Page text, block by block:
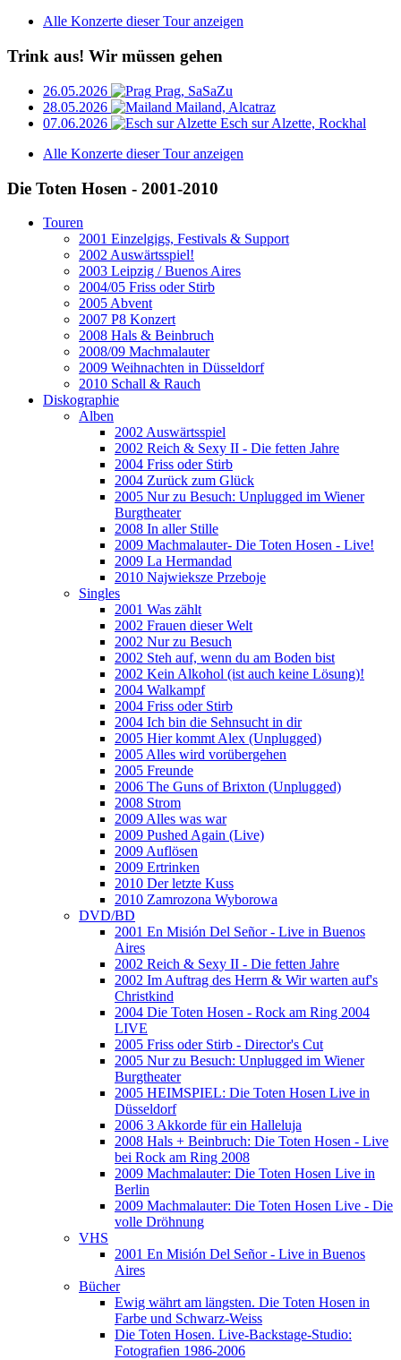
Alle Konzerte dieser Tour anzeigen
Trink aus! Wir müssen gehen
26.05.2026
Prag, SaSaZu
28.05.2026
Mailand, Alcatraz
07.06.2026
Esch sur Alzette, Rockhal
Alle Konzerte dieser Tour anzeigen
Die Toten Hosen - 2001-2010
Touren
2001 Einzelgigs, Festivals & Support
2002 Auswärtsspiel!
2003 Leipzig / Buenos Aires
2004/05 Friss oder Stirb
2005 Abvent
2007 P8 Konzert
2008 Hals & Beinbruch
2008/09 Machmalauter
2009 Weihnachten in Düsseldorf
2010 Schall & Rauch
Diskographie
Alben
2002 Auswärtsspiel
2002 Reich & Sexy II - Die fetten Jahre
2004 Friss oder Stirb
2004 Zurück zum Glück
2005 Nur zu Besuch: Unplugged im Wiener
Burgtheater
2008 In aller Stille
2009 Machmalauter- Die Toten Hosen - Live!
2009 La Hermandad
2010 Najwieksze Przeboje
Singles
2001 Was zählt
2002 Frauen dieser Welt
2002 Nur zu Besuch
2002 Steh auf, wenn du am Boden bist
2002 Kein Alkohol (ist auch keine Lösung)!
2004 Walkampf
2004 Friss oder Stirb
2004 Ich bin die Sehnsucht in dir
2005 Hier kommt Alex (Unplugged)
2005 Alles wird vorübergehen
2005 Freunde
2006 The Guns of Brixton (Unplugged)
2008 Strom
2009 Alles was war
2009 Pushed Again (Live)
2009 Auflösen
2009 Ertrinken
2010 Der letzte Kuss
2010 Zamrozona Wyborowa
DVD/BD
2001 En Misión Del Señor - Live in Buenos
Aires
2002 Reich & Sexy II - Die fetten Jahre
2002 Im Auftrag des Herrn & Wir warten auf's
Christkind
2004 Die Toten Hosen - Rock am Ring 2004
LIVE
2005 Friss oder Stirb - Director's Cut
2005 Nur zu Besuch: Unplugged im Wiener
Burgtheater
2005 HEIMSPIEL: Die Toten Hosen Live in
Düsseldorf
2006 3 Akkorde für ein Halleluja
2008 Hals + Beinbruch: Die Toten Hosen - Live
bei Rock am Ring 2008
2009 Machmalauter: Die Toten Hosen Live in
Berlin
2009 Machmalauter: Die Toten Hosen Live - Die
volle Dröhnung
VHS
2001 En Misión Del Señor - Live in Buenos
Aires
Bücher
Ewig währt am längsten. Die Toten Hosen in
Farbe und Schwarz-Weiss
Die Toten Hosen. Live-Backstage-Studio:
Fotografien 1986-2006